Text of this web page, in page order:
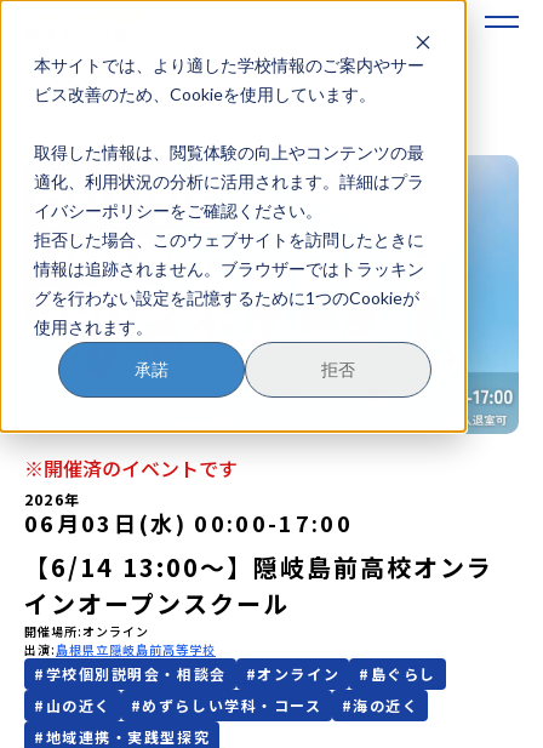
本サイトでは、より適した学校情報のご案内やサー
ビス改善のため、Cookieを使用しています。
取得した情報は、閲覧体験の向上やコンテンツの最
適化、利用状況の分析に活用されます。詳細はプラ
イバシーポリシーをご確認ください。
拒否した場合、このウェブサイトを訪問したときに
情報は追跡されません。ブラウザーではトラッキン
グを行わない設定を記憶するために1つのCookieが
使用されます。
承諾 拒否
地域みらい留学のすすめかた
地域みらい留学とは
学校を探す
イベントを探す
おためし地域留学
マガジン
奨学金について
イベント参加方法
会員登録
※開催済のイベントです
2026年
06月03日(水) 00:00-17:00
【6/14 13:00〜】隠岐島前高校オンラ
インオープンスクール
開催場所 オンライン
出演 島根県立隠岐島前高等学校
#学校個別説明会・相談会 #オンライン # 島ぐらし
# 山の近く #めずらしい学科・コース #海の近く
#地域連携・実践型探究